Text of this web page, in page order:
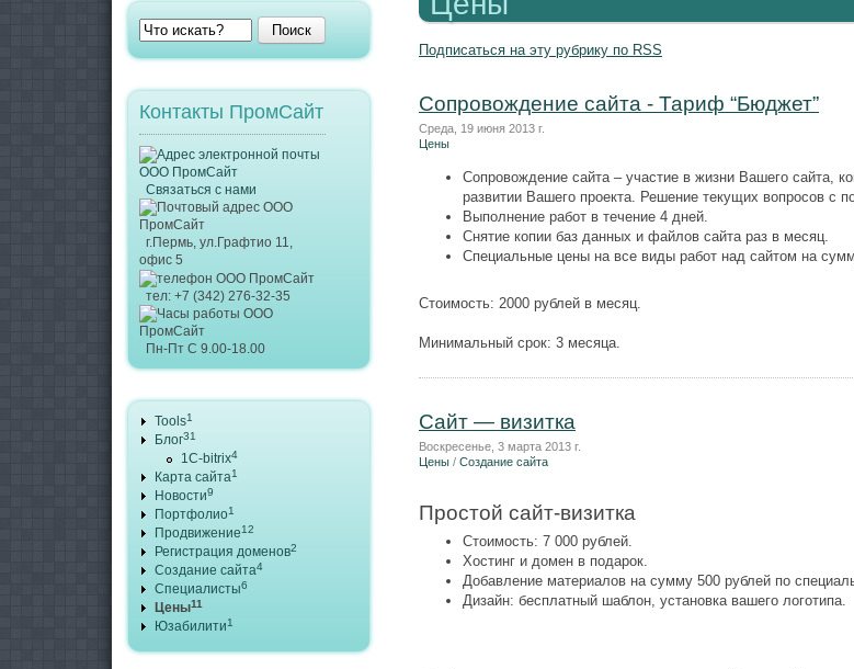
Подписаться на эту рубрику по RSS
Сопровождение сайта - Тариф “Бюджет”
Среда, 19 июня 2013 г.
Цены
Сопровождение сайта – участие в жизни Вашего сайта,
развитии Вашего проекта. Решение текущих вопросов с
Выполнение работ в течение 4 дней.
Снятие копии баз данных и файлов сайта раз в месяц.
Специальные цены на все виды работ над сайтом на
Стоимость: 2000 рублей в месяц.
Минимальный срок: 3 месяца.
Сайт — визитка
Воскресенье, 3 марта 2013 г.
Цены / Создание сайта
Простой сайт-визитка
Стоимость: 7 000 рублей.
Хостинг и домен в подарок.
Добавление материалов на сумму 500 рублей по
Дизайн: бесплатный шаблон, установка вашего логотипа.
Поиск
Контакты ПромСайт
Связаться с нами
г.Пермь, ул.Графтио 11,
офис 5
тел: +7 (342) 276-32-35
Пн-Пт С 9.00-18.00
Tools1
Блог31
1C-bitrix4
Карта сайта1
Новости9
Портфолио1
Продвижение12
Регистрация доменов2
Создание сайта4
Специалисты6
Цены11
Юзабилити1